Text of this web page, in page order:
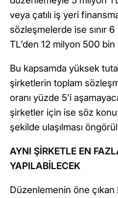
veya çatılı iş yeri
sözleşmelerde ise sınır
TL’den 12 milyon 500
Bu kapsamda yüksek
şirketlerin toplam
oranı yüzde 5’i
şirketler için ise söz
şekilde ulaşılması
AYNI ŞİRKETLE EN
YAPILABİLECEK
Düzenlemenin öne